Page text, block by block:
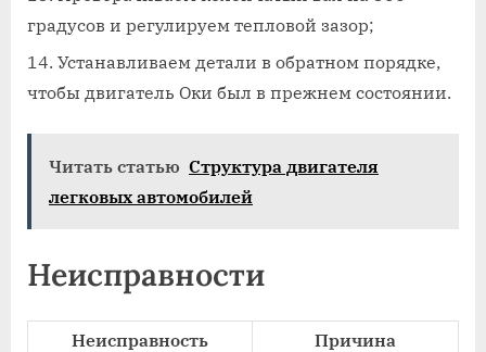
градусов и регулируем тепловой зазор;
Устанавливаем детали в обратном порядке,
чтобы двигатель Оки был в прежнем состоянии.
Читать статью Структура двигателя
легковых автомобилей
Неисправности
Неисправность
Причина